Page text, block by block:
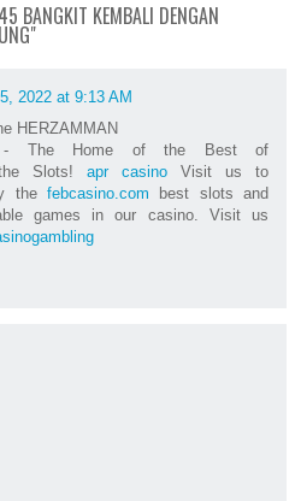
BANGKIT KEMBALI DENGAN
2022 at 9:13 AM
HERZAMMAN
- The Home of the Best of
Slots! apr casino Visit us to
the febcasino.com best slots and
games in our casino. Visit us